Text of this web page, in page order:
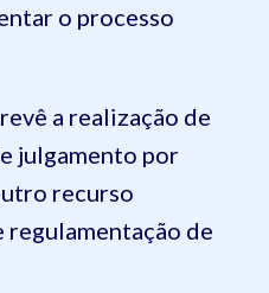
o processo
a realização de
julgamento por
recurso
de